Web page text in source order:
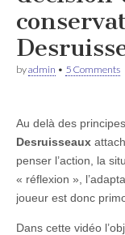
byadmin • 5 Comments
Au delà des
Desruisseaux
penser l’action, la
« réflexion »,
joueur est donc
Dans cette vidéo